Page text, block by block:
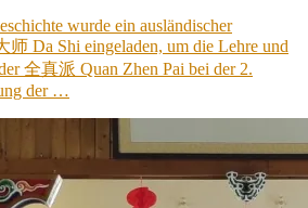
wurde ein ausländischer
师 Da Shi eingeladen, um die Lehre und
全真派 Quan Zhen Pai bei der 2.
der …